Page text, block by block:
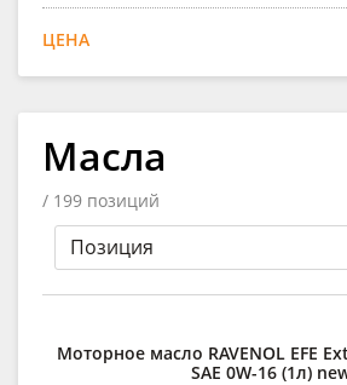
ЦЕНА
Масла
/ 199 позиций
Моторное масло RAVENOL EFE
SAE 0W-16 (1л)